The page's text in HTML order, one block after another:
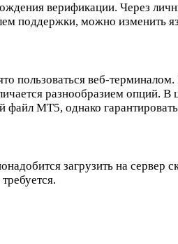
верификации. Через
поддержки, можно
пользоваться веб-
разнообразием опций. В
файл MT5, однако
загрузить на сервер